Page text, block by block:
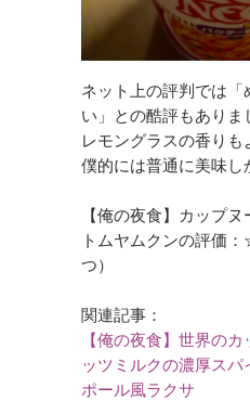
ネット上の評判では「
い」との酷評もあり
レモングラスの香りも
僕的には普通に美味し
【俺の夜食】カップ
トムヤムクンの評
つ）
関連記事：
【俺の夜食】世界の
ッツミルクの濃厚ス
ポール風ラクサ